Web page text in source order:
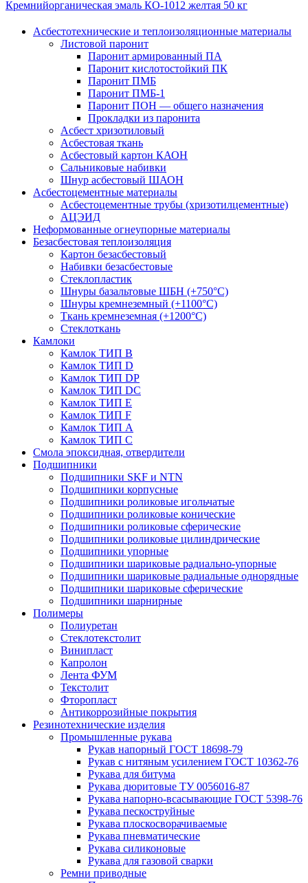
Кремнийорганическая эмаль КО-1012 желтая 50 кг
Асбестотехнические и теплоизоляционные материалы
Листовой паронит
Паронит армированный ПА
Паронит кислотостойкий ПК
Паронит ПМБ
Паронит ПМБ-1
Паронит ПОН — общего назначения
Прокладки из паронита
Асбест хризотиловый
Асбестовая ткань
Асбестовый картон КАОН
Сальниковые набивки
Шнур асбестовый ШАОН
Асбестоцементные материалы
Асбестоцементные трубы (хризотилцементные)
АЦЭИД
Неформованные огнеупорные материалы
Безасбестовая теплоизоляция
Картон безасбестовый
Набивки безасбестовые
Стеклопластик
Шнуры базальтовые ШБН (+750°С)
Шнуры кремнеземный (+1100°С)
Ткань кремнеземная (+1200°С)
Стеклоткань
Камлоки
Камлок ТИП B
Камлок ТИП D
Камлок ТИП DP
Камлок ТИП DС
Камлок ТИП E
Камлок ТИП F
Камлок ТИП А
Камлок ТИП С
Смола эпоксидная, отвердители
Подшипники
Подшипники SKF и NTN
Подшипники корпусные
Подшипники роликовые игольчатые
Подшипники роликовые конические
Подшипники роликовые сферические
Подшипники роликовые цилиндрические
Подшипники упорные
Подшипники шариковые радиально-упорные
Подшипники шариковые радиальные однорядные
Подшипники шариковые сферические
Подшипники шарнирные
Полимеры
Полиуретан
Стеклотекстолит
Винипласт
Капролон
Лента ФУМ
Текстолит
Фторопласт
Антикоррозийные покрытия
Резинотехнические изделия
Промышленные рукава
Рукав напорный ГОСТ 18698-79
Рукав с нитяным усилением ГОСТ 10362-76
Рукава для битума
Рукава дюритовые ТУ 0056016-87
Рукава напорно-всасывающие ГОСТ 5398-76
Рукава пескоструйные
Рукава плоскосворачиваемые
Рукава пневматические
Рукава силиконовые
Рукава для газовой сварки
Ремни приводные